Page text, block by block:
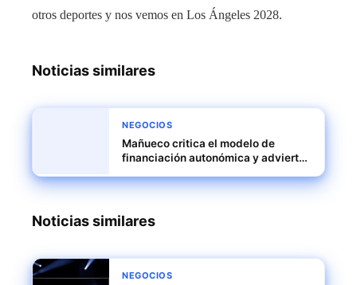
otros deportes y nos vemos en Los Ángeles 2028.
Noticias similares
NEGOCIOS
Mañueco critica el modelo de
financiación autonómica y advierte
Noticias similares
NEGOCIOS